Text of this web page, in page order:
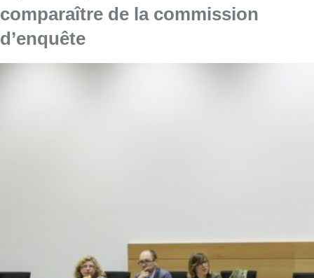
comparaître de la commission
d’enquête